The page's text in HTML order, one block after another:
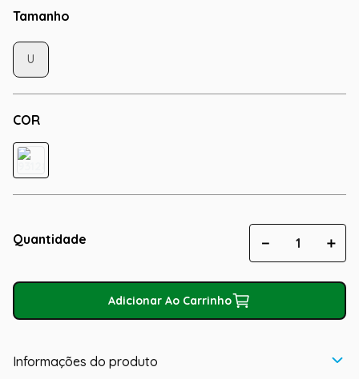
Tamanho
COR
U
Quantidade ＋
－
Adicionar Ao Carrinho
Informações do produto